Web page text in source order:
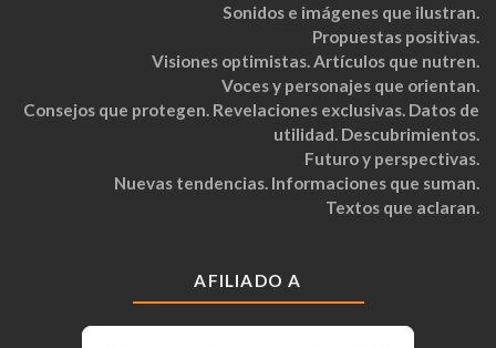
Sonidos e imágenes que ilustran.
Propuestas positivas.
Visiones optimistas. Artículos que nutren.
Voces y personajes que orientan.
Consejos que protegen. Revelaciones exclusivas. Datos de
utilidad. Descubrimientos.
Futuro y perspectivas.
Nuevas tendencias. Informaciones que suman.
Textos que aclaran.
AFILIADO A